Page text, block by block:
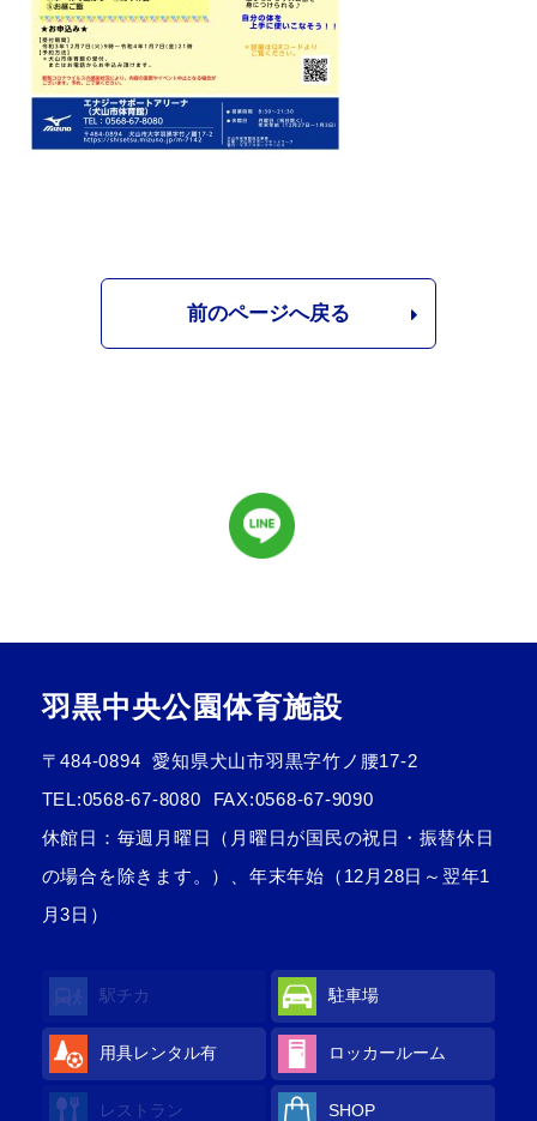
前のページへ戻る
羽黒中央公園体育施設
〒484-0894
愛知県犬山市羽黒字竹ノ腰17-2
TEL:0568-67-8080
FAX:0568-67-9090
休館日：毎週月曜日（月曜日が国民の祝日・振替休日
の場合を除きます。）、年末年始（12月28日～翌年1
月3日）
駅チカ 駐車場
用具レンタル有 ロッカールーム
レストラン SHOP